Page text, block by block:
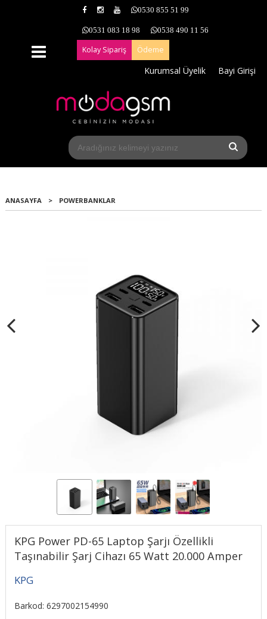
0530 855 51 99
0531 083 18 98 0538 490 11 56
Kolay Sipariş Ödeme
Kurumsal Üyelik Bayi Girişi
ANASAYFA > POWERBANKLAR
KPG Power PD-65 Laptop Şarjı Özellikli
Taşınabilir Şarj Cihazı 65 Watt 20.000 Amper
KPG
Barkod: 6297002154990